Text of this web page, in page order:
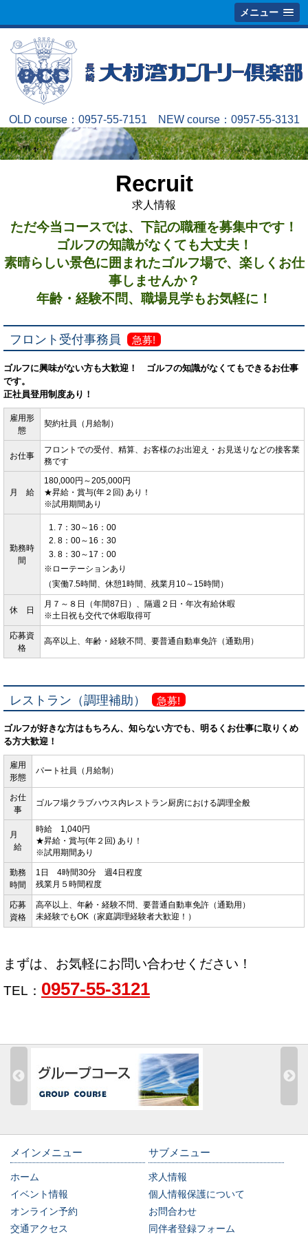
メニュー
OLD course： 0957-55-7151 NEW course： 0957-55-3131
Recruit
求人情報
ただ今当コースでは、下記の職種を募集中です！
ゴルフの知識がなくても大丈夫！
素晴らしい景色に囲まれたゴルフ場で、楽しくお仕
事しませんか？
年齢・経験不問、職場見学もお気軽に！
フロント受付事務員 急募!
ゴルフに興味がない方も大歓迎！ ゴルフの知識がなくてもできるお仕事
です。
正社員登用制度あり！
雇用形
態
契約社員（月給制）
お仕事
フロントでの受付、精算、お客様のお出迎え・お見送りなどの接客業
務です
月 給
180,000円～205,000円
★昇給・賞与(年２回) あり！
※試用期間あり
勤務時
間
7：30～16：00
8：00～16：30
8：30～17：00
※ローテーションあり
（実働7.5時間、休憩1時間、残業月10～15時間）
休 日
月７～８日（年間87日）、隔週２日・年次有給休暇
※土日祝も交代で休暇取得可
応募資
格
高卒以上、年齢・経験不問、 要普通自動車免許（通勤用）
レストラン（調理補助） 急募!
ゴルフが好きな方はもちろん、知らない方でも、明るくお仕事に取りくめ
る方大歓迎！
雇用
形態
パート社員（月給制）
お仕
事
ゴルフ場クラブハウス内レストラン厨房における調理全般
月
給
時給 1,040円
★昇給・賞与(年２回) あり！
※試用期間あり
勤務
時間
1日 4時間30分 週4日程度
残業月５時間程度
応募
資格
高卒以上、 年齢・経験不問、 要普通自動車免許（通勤用）
未経験でもOK（家庭調理経験者大歓迎！）
まずは、お気軽にお問い合わせください！
TEL： 0957-55-3121
メインメニュー
ホーム
イベント情報
オンライン予約
交通アクセス
サブメニュー
求人情報
個人情報保護について
お問合わせ
同伴者登録フォーム